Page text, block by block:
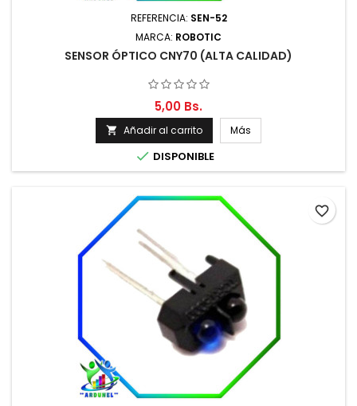
REFERENCIA: SEN-52
MARCA: ROBOTIC
SENSOR ÓPTICO CNY70 (ALTA CALIDAD)
5,00 Bs.
 Añadir al carrito Más
 DISPONIBLE
favorite_border